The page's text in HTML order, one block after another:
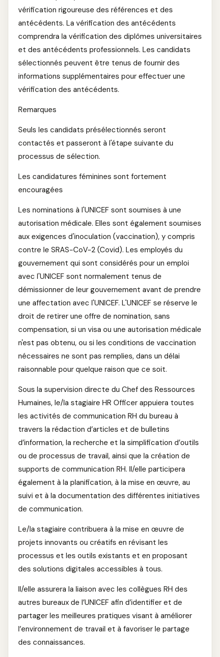
vérification rigoureuse des références et des
antécédents. La vérification des antécédents
comprendra la vérification des diplômes universitaires
et des antécédents professionnels. Les candidats
sélectionnés peuvent être tenus de fournir des
informations supplémentaires pour effectuer une
vérification des antécédents.
Remarques
Seuls les candidats présélectionnés seront
contactés et passeront à l'étape suivante du
processus de sélection.
Les candidatures féminines sont fortement
encouragées
Les nominations à l'UNICEF sont soumises à une
autorisation médicale. Elles sont également soumises
aux exigences d'inoculation (vaccination), y compris
contre le SRAS-CoV-2 (Covid). Les employés du
gouvernement qui sont considérés pour un emploi
avec l'UNICEF sont normalement tenus de
démissionner de leur gouvernement avant de prendre
une affectation avec l'UNICEF. L'UNICEF se réserve le
droit de retirer une offre de nomination, sans
compensation, si un visa ou une autorisation médicale
n'est pas obtenu, ou si les conditions de vaccination
nécessaires ne sont pas remplies, dans un délai
raisonnable pour quelque raison que ce soit.
Sous la supervision directe du Chef des Ressources
Humaines, le/la stagiaire HR Officer appuiera toutes
les activités de communication RH du bureau à
travers la rédaction d’articles et de bulletins
d’information, la recherche et la simplification d’outils
ou de processus de travail, ainsi que la création de
supports de communication RH. Il/elle participera
également à la planification, à la mise en œuvre, au
suivi et à la documentation des différentes initiatives
de communication.
Le/la stagiaire contribuera à la mise en œuvre de
projets innovants ou créatifs en révisant les
processus et les outils existants et en proposant
des solutions digitales accessibles à tous.
Il/elle assurera la liaison avec les collègues RH des
autres bureaux de l’UNICEF afin d’identifier et de
partager les meilleures pratiques visant à améliorer
l’environnement de travail et à favoriser le partage
des connaissances.